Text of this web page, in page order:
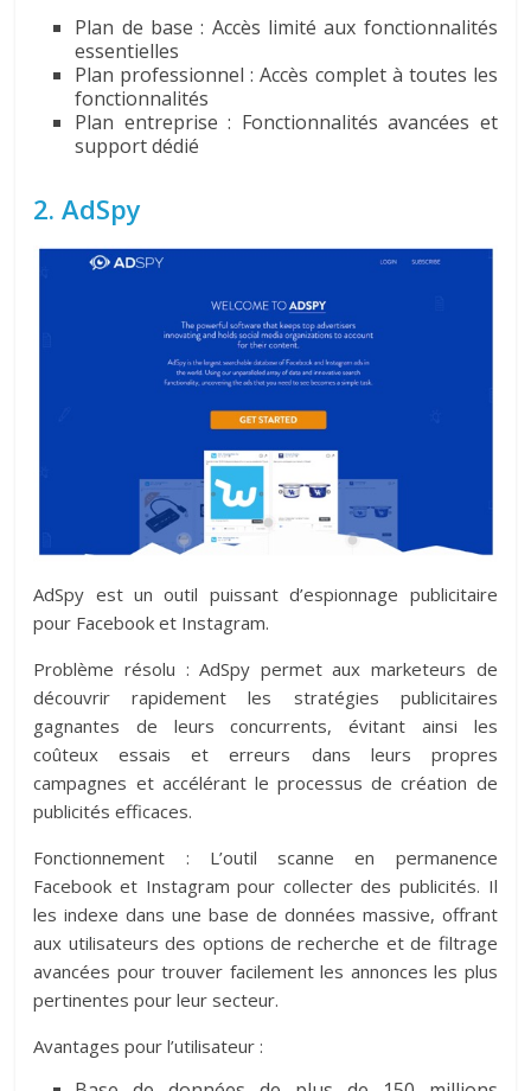
Plan de base : Accès limité aux fonctionnalités
essentielles
Plan professionnel : Accès complet à toutes les
fonctionnalités
Plan entreprise : Fonctionnalités avancées et
support dédié
2. AdSpy
AdSpy est un outil puissant d’espionnage publicitaire
pour Facebook et Instagram.
Problème résolu : AdSpy permet aux marketeurs de
découvrir rapidement les stratégies publicitaires
gagnantes de leurs concurrents, évitant ainsi les
coûteux essais et erreurs dans leurs propres
campagnes et accélérant le processus de création de
publicités efficaces.
Fonctionnement : L’outil scanne en permanence
Facebook et Instagram pour collecter des publicités. Il
les indexe dans une base de données massive, offrant
aux utilisateurs des options de recherche et de filtrage
avancées pour trouver facilement les annonces les plus
pertinentes pour leur secteur.
Avantages pour l’utilisateur :